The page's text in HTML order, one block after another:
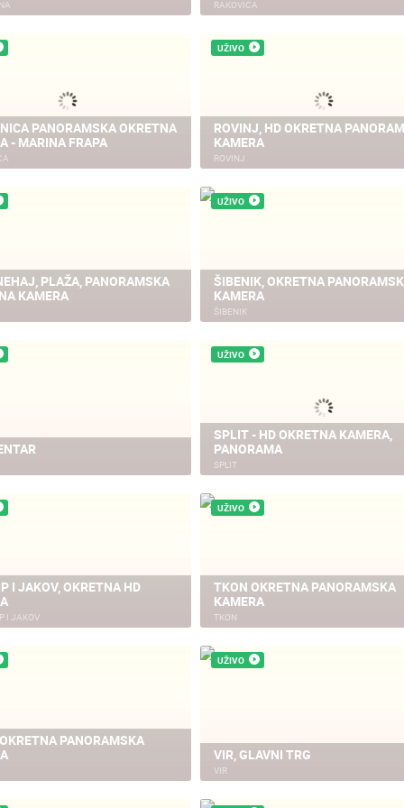
RAKOVICA
PANORAMSKA OKRETNA
- MARINA FRAPA
UŽIVO
ROVINJ, HD OKRETNA
KAMERA
ROVINJ
PLAŽA, PANORAMSKA
KAMERA
UŽIVO
ŠIBENIK, OKRETNA
KAMERA
ŠIBENIK
UŽIVO
SPLIT - HD OKRETNA KAMERA,
PANORAMA
SPLIT
I JAKOV, OKRETNA HD
I JAKOV
UŽIVO
TKON OKRETNA PANORAMSKA
KAMERA
TKON
PANORAMSKA
UŽIVO
VIR, GLAVNI TRG
VIR
kraljevski par u
ZOO-u
Uganda i Tayri preuzeli
Doček Vatrenih u
nakon osvojenog
ZADAR - SPLIT 17.07 ]
PRVENSTVU!
osvojila je veliko srebrno
POD BIOKOVOM
se nalazi na jugu
u prirodno zaštićenoj
Luka je sa sjeverozapada
NAJLJEPŠE ŠLJUNČANE PLAŽE
Baška Voda
Baška Voda, nekad davno
naselje u kojem su živjeli
trgovci, pomorci, težaci i…